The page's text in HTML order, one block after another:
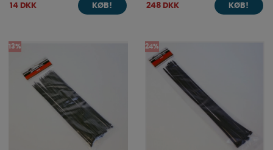
14 DKK KØB! 248 DKK KØB!
13% 24%